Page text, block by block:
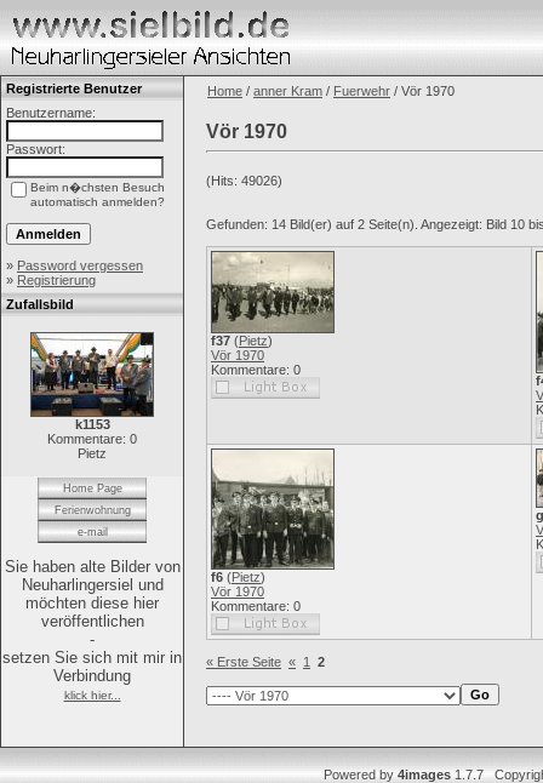
Registrierte Benutzer
Benutzername:
Passwort:
Beim n�chsten Besuch
automatisch anmelden?
» Password vergessen
» Registrierung
Zufallsbild
k1153
Kommentare: 0
Pietz
Home Page
Ferienwohnung
e-mail
Sie haben alte Bilder von
Neuharlingersiel und
möchten diese hier
veröffentlichen
-
setzen Sie sich mit mir in
Verbindung
klick hier...
Home / anner Kram / Fuerwehr / Vör 1970
Vör 1970
(Hits: 49026)
Gefunden: 14 Bild(er) auf 2 Seite(n). Angezeigt: Bild 10
f37 (Pietz)
Vör 1970
Kommentare: 0
f6 (Pietz)
Vör 1970
Kommentare: 0
« Erste Seite « 1 2
Powered by4images1.7.7